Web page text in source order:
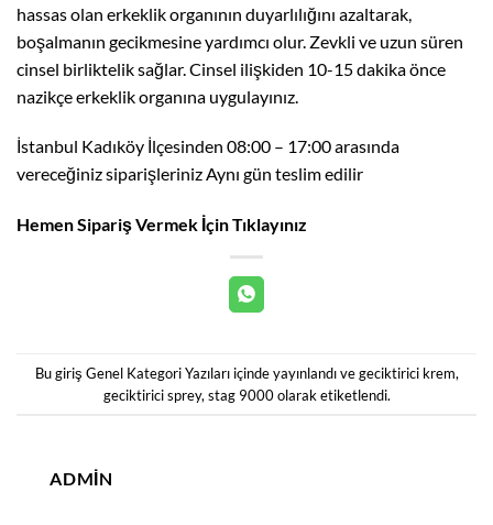
hassas olan erkeklik organının duyarlılığını azaltarak,
boşalmanın gecikmesine yardımcı olur. Zevkli ve uzun süren
cinsel birliktelik sağlar. Cinsel ilişkiden 10-15 dakika önce
nazikçe erkeklik organına uygulayınız.
İstanbul Kadıköy İlçesinden 08:00 – 17:00 arasında
vereceğiniz siparişleriniz Aynı gün teslim edilir
Hemen Sipariş Vermek İçin Tıklayınız
Bu giriş Genel Kategori Yazılarıiçinde yayınlandı vegeciktirici krem,
geciktirici sprey, stag 9000olarak etiketlendi.
ADMIN